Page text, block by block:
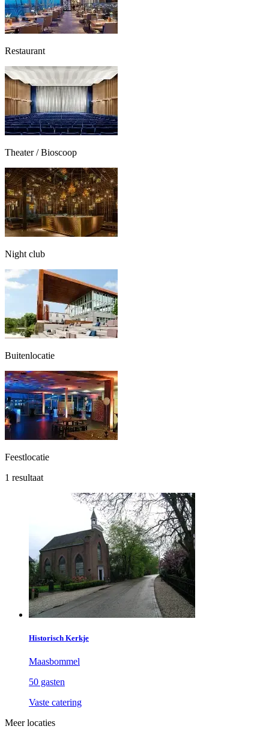
Restaurant
Theater / Bioscoop
Night club
Buitenlocatie
Feestlocatie
1 resultaat
Historisch Kerkje
Maasbommel
50 gasten
Vaste catering
Meer locaties